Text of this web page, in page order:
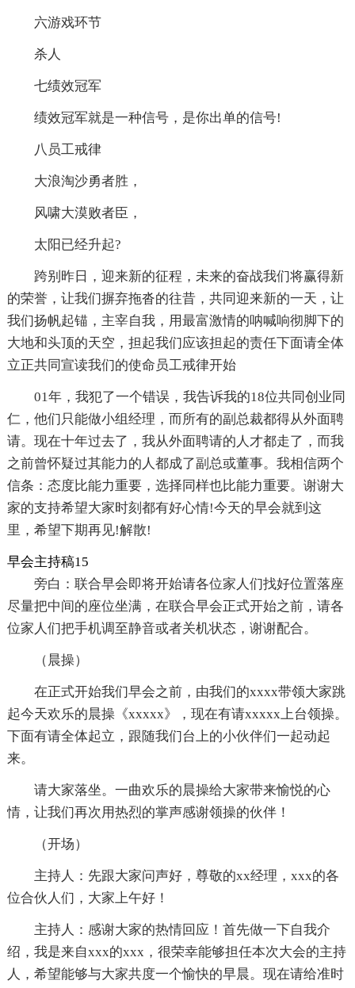
六游戏环节
杀人
七绩效冠军
绩效冠军就是一种信号，是你出单的信号!
八员工戒律
大浪淘沙勇者胜，
风啸大漠败者臣，
太阳已经升起?
跨别昨日，迎来新的征程，未来的奋战我们将赢得新
的荣誉，让我们摒弃拖沓的往昔，共同迎来新的一天，让
我们扬帆起锚，主宰自我，用最富激情的呐喊响彻脚下的
大地和头顶的天空，担起我们应该担起的责任下面请全体
立正共同宣读我们的使命员工戒律开始
01年，我犯了一个错误，我告诉我的18位共同创业同
仁，他们只能做小组经理，而所有的副总裁都得从外面聘
请。现在十年过去了，我从外面聘请的人才都走了，而我
之前曾怀疑过其能力的人都成了副总或董事。我相信两个
信条：态度比能力重要，选择同样也比能力重要。谢谢大
家的支持希望大家时刻都有好心情!今天的早会就到这
里，希望下期再见!解散!
早会主持稿15
旁白：联合早会即将开始请各位家人们找好位置落座
尽量把中间的座位坐满，在联合早会正式开始之前，请各
位家人们把手机调至静音或者关机状态，谢谢配合。
（晨操）
在正式开始我们早会之前，由我们的xxxx带领大家跳
起今天欢乐的晨操《xxxxx》，现在有请xxxxx上台领操。
下面有请全体起立，跟随我们台上的小伙伴们一起动起
来。
请大家落坐。一曲欢乐的晨操给大家带来愉悦的心
情，让我们再次用热烈的掌声感谢领操的伙伴！
（开场）
主持人：先跟大家问声好，尊敬的xx经理，xxx的各
位合伙人们，大家上午好！
主持人：感谢大家的热情回应！首先做一下自我介
绍，我是来自xxx的xxx，很荣幸能够担任本次大会的主持
人，希望能够与大家共度一个愉快的早晨。现在请给准时